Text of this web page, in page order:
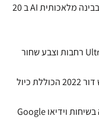
מנגנון השבחת תמונה ההופך כל שידור ל 8K בבינה מלאכותית AI ב 20
פנל מונע השתקפויות המעניק זוויות צפייה Ultra רחבות וצבע שחור
Smart מתקדם , מערכת ממשק הפעלה חדש דור 2022 הכוללת כיול
חלוקת המסך ל 4 מסכים Multi View ,תמיכה בשיחות וידיאו Google